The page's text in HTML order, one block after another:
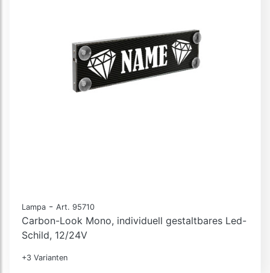
Lampa - Art. 95710
Carbon-Look Mono, individuell gestaltbares Led-
Schild, 12/24V
+3 Varianten